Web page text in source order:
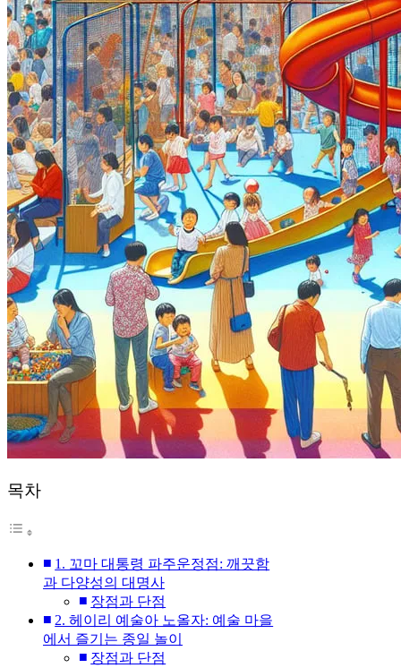
목차
1. 꼬마 대통령 파주운정점: 깨끗함
과 다양성의 대명사
장점과 단점
2. 헤이리 예술아 노올자: 예술 마을
에서 즐기는 종일 놀이
장점과 단점